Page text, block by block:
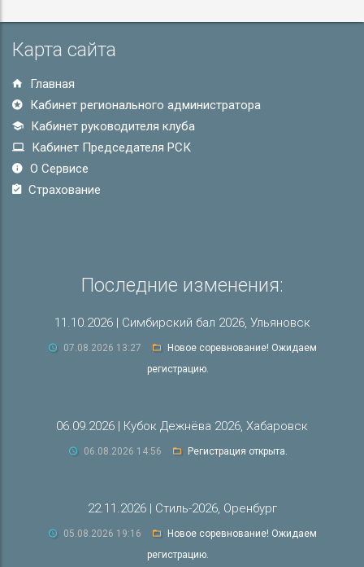
Карта сайта
Главная
Кабинет регионального администратора
Кабинет руководителя клуба
Кабинет Председателя РСК
О Сервисе
Страхование
Последние изменения:
11.10.2026 | Симбирский бал 2026, Ульяновск
07.08.2026 13:27
Новое соревнование! Ожидаем
регистрацию.
06.09.2026 | Кубок Дежнёва 2026, Хабаровск
06.08.2026 14:56 Регистрация открыта.
22.11.2026 | Стиль-2026, Оренбург
05.08.2026 19:16
Новое соревнование! Ожидаем
регистрацию.